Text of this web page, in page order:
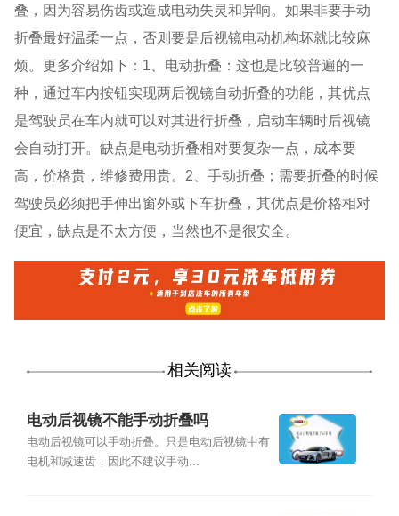
叠，因为容易伤齿或造成电动失灵和异响。如果非要手动
折叠最好温柔一点，否则要是后视镜电动机构坏就比较麻
烦。更多介绍如下：1、电动折叠：这也是比较普遍的一
种，通过车内按钮实现两后视镜自动折叠的功能，其优点
是驾驶员在车内就可以对其进行折叠，启动车辆时后视镜
会自动打开。缺点是电动折叠相对要复杂一点，成本要
高，价格贵，维修费用贵。2、手动折叠；需要折叠的时候
驾驶员必须把手伸出窗外或下车折叠，其优点是价格相对
便宜，缺点是不太方便，当然也不是很安全。
相关阅读
电动后视镜不能手动折叠吗
电动后视镜可以手动折叠。只是电动后视镜中有
电机和减速齿，因此不建议手动...